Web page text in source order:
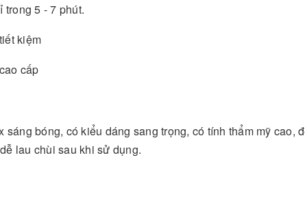
5 - 7 phút.
bóng, có kiểu dáng sang trọng, có tính thẩm mỹ cao,
lau chùi sau khi sử dụng.